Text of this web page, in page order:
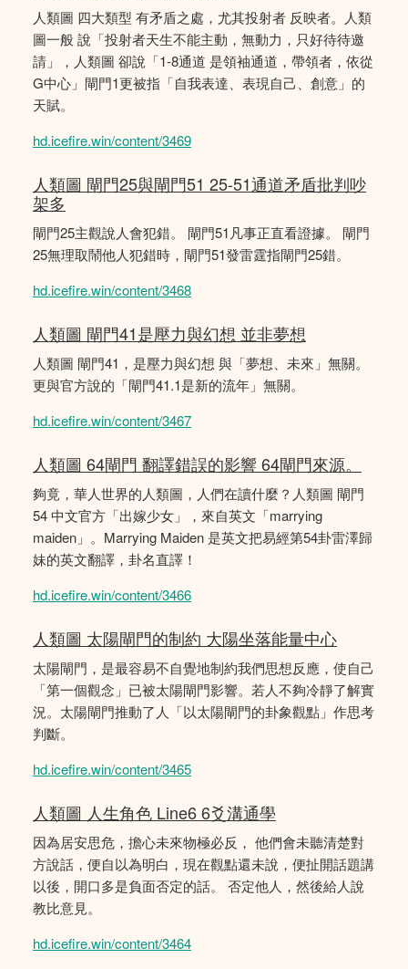
人類圖 四大類型 有矛盾之處，尤其投射者 反映者。人類
圖一般 說「投射者天生不能主動，無動力，只好待待邀
請」，人類圖 卻說「1-8通道 是領袖通道，帶領者，依從
G中心」閘門1更被指「自我表達、表現自己、創意」的
天賦。
hd.icefire.win/content/3469
人類圖 閘門25與閘門51 25-51通道矛盾批判吵
架多
閘門25主觀說人會犯錯。 閘門51凡事正直看證據。 閘門
25無理取鬧他人犯錯時，閘門51發雷霆指閘門25錯。
hd.icefire.win/content/3468
人類圖 閘門41是壓力與幻想 並非夢想
人類圖 閘門41，是壓力與幻想 與「夢想、未來」無關。
更與官方說的「閘門41.1是新的流年」無關。
hd.icefire.win/content/3467
人類圖 64閘門 翻譯錯誤的影響 64閘門來源。
夠竟，華人世界的人類圖，人們在讀什麼？人類圖 閘門
54 中文官方「出嫁少女」，來自英文「marrying
maiden」。Marrying Maiden 是英文把易經第54卦雷澤歸
妹的英文翻譯，卦名直譯！
hd.icefire.win/content/3466
人類圖 太陽閘門的制約 大陽坐落能量中心
太陽閘門，是最容易不自覺地制約我們思想反應，使自己
「第一個觀念」已被太陽閘門影響。若人不夠冷靜了解實
況。太陽閘門推動了人「以太陽閘門的卦象觀點」作思考
判斷。
hd.icefire.win/content/3465
人類圖 人生角色 Line6 6爻溝通學
因為居安思危，擔心未來物極必反， 他們會未聽清楚對
方說話，便自以為明白，現在觀點還未說，便扯開話題講
以後，開口多是負面否定的話。 否定他人，然後給人說
教比意見。
hd.icefire.win/content/3464